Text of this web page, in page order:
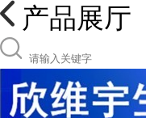
产品展厅